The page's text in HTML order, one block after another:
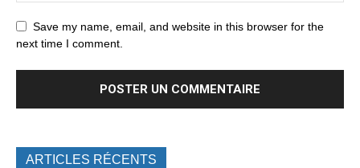
Save my name, email, and website in this browser for the
next time I comment.
ARTICLES RÉCENTS